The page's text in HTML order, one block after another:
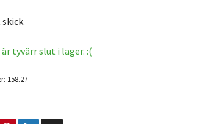
tyvärr slut i lager. :(
158.27